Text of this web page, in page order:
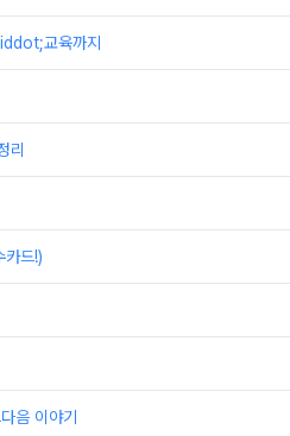
교육까지
리
카드!)
음 이야기